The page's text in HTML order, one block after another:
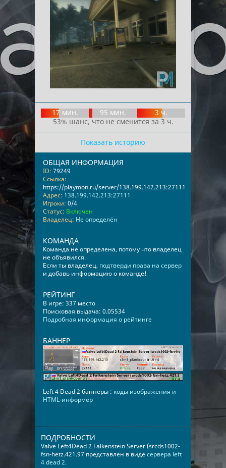
17 мин. 95 мин.
3 ч.
53% шанс, что не сменится за 3 ч.
Показать историю
ОБЩАЯ ИНФОРМАЦИЯ
ID: 79249
Ссылка:
https://playmon.ru/server/138.199.142.213:27111
Адрес: 138.199.142.213:27111
Игроки: 0/4
Статус: Включен
Владелец: Не определён
КОМАНДА
Команда не определена, потому что владелец
не объявился.
Если ты владелец, подтверди права на сервер
и добавь информацию о команде!
РЕЙТИНГ
В игре: 337 место
Поисковая выдача: 0.05534
Подробная информация о рейтинге
БАННЕР
Left 4 Dead 2 баннеры : коды изображения и
HTML-информер
ПОДРОБНОСТИ
Valve Left4Dead 2 Falkenstein Server (srcds1002-
fsn-hetz.421.97 представлен в видесервера left
4 dead 2.